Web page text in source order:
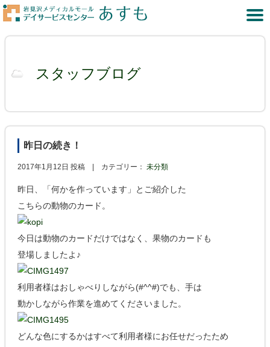
スタッフブログ
昨日の続き！
2017年1月12日 投稿 | カテゴリー：未分類
昨日、「何かを作っています」とご紹介した
こちらの動物のカード。
今日は動物のカードだけではなく、果物のカードも
登場しましたよ♪
利用者様はおしゃべりしながら(#^^#)でも、手は
動かしながら作業を進めてくださいました。
どんな色にするかはすべて利用者様にお任せだったため